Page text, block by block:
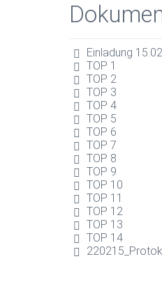
Einladung
TOP 1
TOP 2
TOP 3
TOP 4
TOP 5
TOP 6
TOP 7
TOP 8
TOP 9
TOP 10
TOP 11
TOP 12
TOP 13
TOP 14